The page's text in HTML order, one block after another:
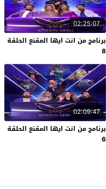
02:25:07
برنامج من انت ايها المقنع الحلقة
8
02:09:47
برنامج من انت ايها المقنع الحلقة
6